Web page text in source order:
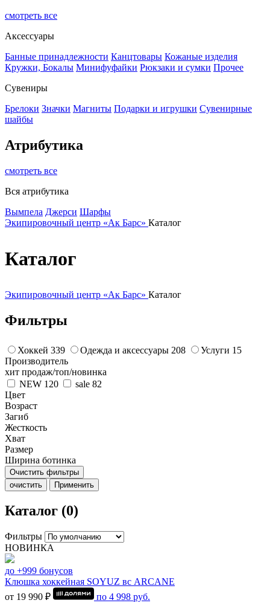
смотреть все
Аксессуары
Банные принадлежности Канцтовары Кожаные изделия
Кружки, Бокалы Минифуфайки Рюкзаки и сумки Прочее
Сувениры
Брелоки Значки Магниты Подарки и игрушки Сувенирные
шайбы
Атрибутика
смотреть все
Вся атрибутика
Вымпела Джерси Шарфы
Экипировочный центр «Ак Барс» Каталог
Каталог
Экипировочный центр «Ак Барс» Каталог
Фильтры
Хоккей 339 Одежда и аксессуары 208 Услуги 15
Производитель
хит продаж/топ/новинка
NEW 120 sale 82
Цвет
Возраст
Загиб
Жесткость
Хват
Размер
Ширина ботинка
Очистить фильтры
очистить
Применить
Каталог (0)
Фильтры
НОВИНКА
до +999 бонусов
Клюшка хоккейная SOYUZ вс ARCANE
от 19 990 ₽
по 4 998 руб.